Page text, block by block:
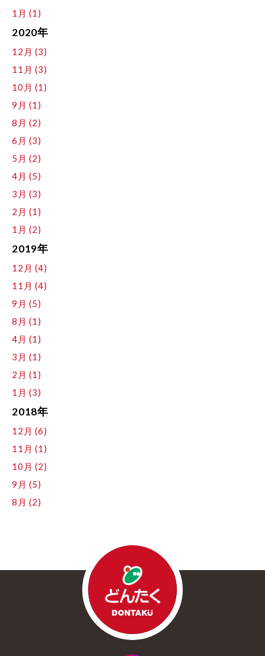
1月 (1)
2020年
12月 (3)
11月 (3)
10月 (1)
9月 (1)
8月 (2)
6月 (3)
5月 (2)
4月 (5)
3月 (3)
2月 (1)
1月 (2)
2019年
12月 (4)
11月 (4)
9月 (5)
8月 (1)
4月 (1)
3月 (1)
2月 (1)
1月 (3)
2018年
12月 (6)
11月 (1)
10月 (2)
9月 (5)
8月 (2)